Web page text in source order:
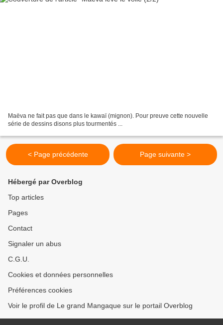
Maëva ne fait pas que dans le kawaï (mignon). Pour preuve cette nouvelle
série de dessins disons plus tourmentés ...
< Page précédente Page suivante >
Hébergé par Overblog
Top articles
Pages
Contact
Signaler un abus
C.G.U.
Cookies et données personnelles
Préférences cookies
Voir le profil de Le grand Mangaque sur le portail Overblog